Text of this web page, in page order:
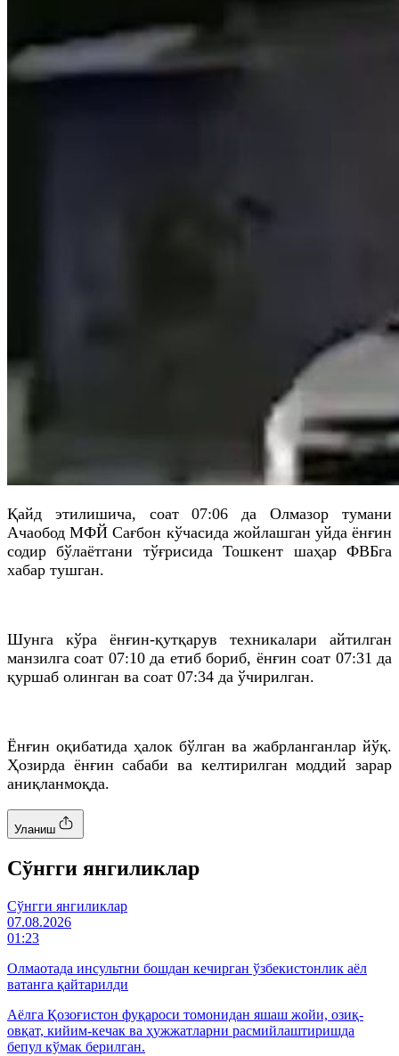
Қайд этилишича, соат 07:06 да Олмазор тумани
Ачаобод МФЙ Сағбон кўчасида жойлашган уйда ёнғин
содир бўлаётгани тўғрисида Тошкент шаҳар ФВБга
хабар тушган.
Шунга кўра ёнғин-қутқарув техникалари айтилган
манзилга соат 07:10 да етиб бориб, ёнғин соат 07:31 да
қуршаб олинган ва соат 07:34 да ўчирилган.
Ёнғин оқибатида ҳалок бўлган ва жабрланганлар йўқ.
Ҳозирда ёнғин сабаби ва келтирилган моддий зарар
аниқланмоқда.
Уланиш
Cўнгги янгиликлар
Cўнгги янгиликлар
07.08.2026
01:23
Олмаотада инсультни бошдан кечирган ўзбекистонлик аёл
ватанга қайтарилди
Аёлга Қозоғистон фуқароси томонидан яшаш жойи, озиқ-
овқат, кийим-кечак ва ҳужжатларни расмийлаштиришда
бепул кўмак берилган.